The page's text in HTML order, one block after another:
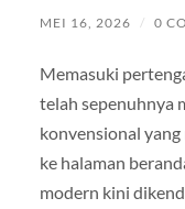
MEI 16, 2026 / 0
Memasuki
telah sepenuhnya
konvensional
ke halaman
modern kini